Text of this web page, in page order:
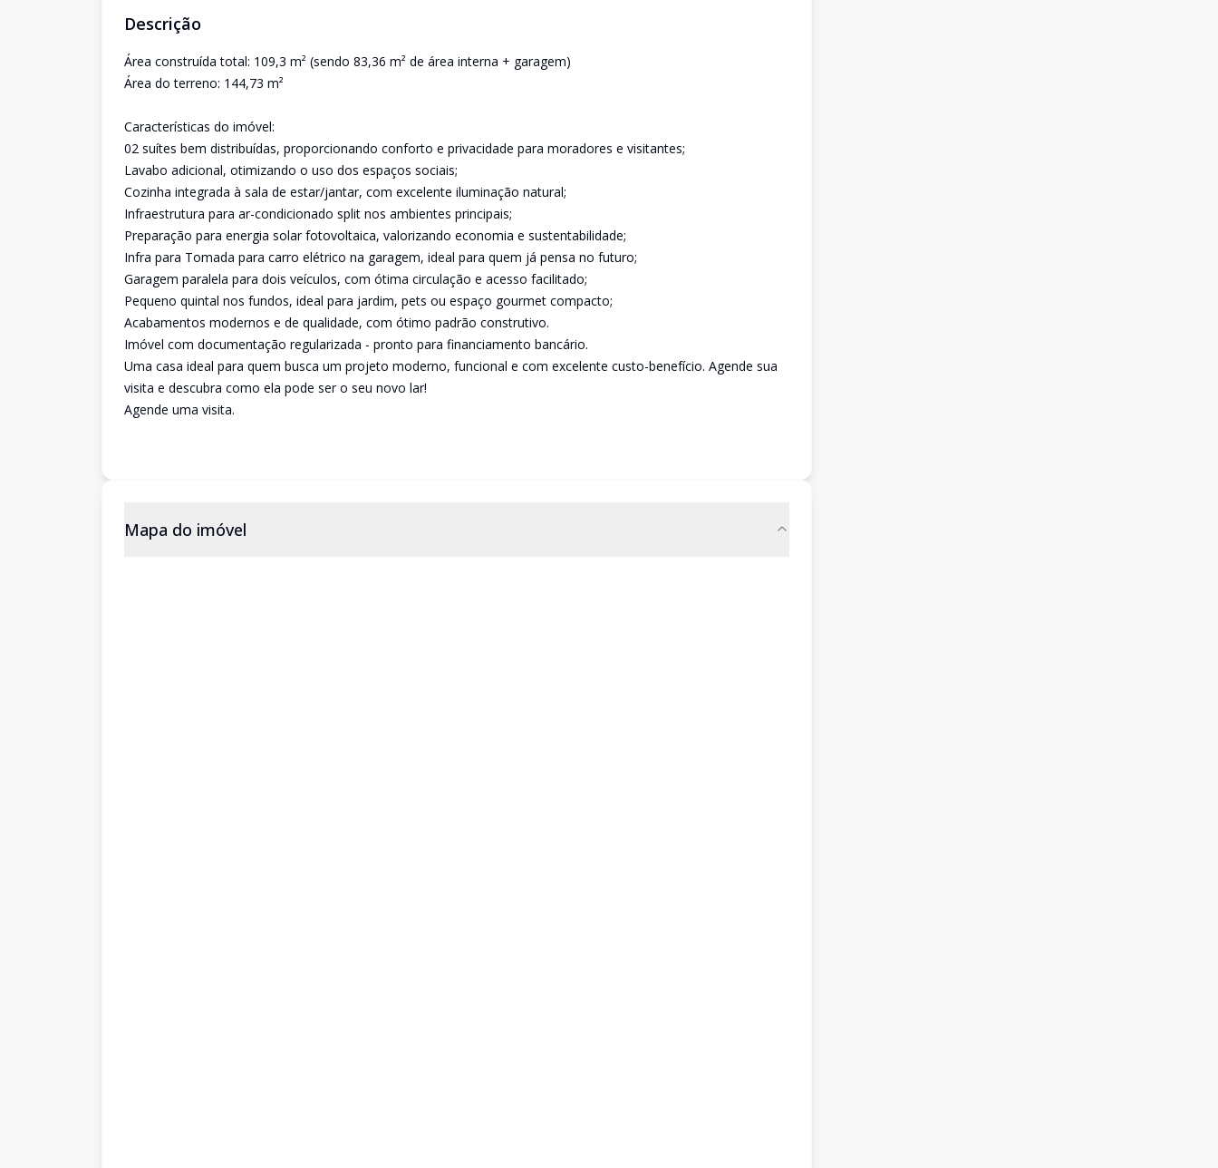
Descrição
Área construída total: 109,3 m² (sendo 83,36 m² de área interna + garagem)
Área do terreno: 144,73 m²
Características do imóvel:
02 suítes bem distribuídas, proporcionando conforto e privacidade para moradores e visitantes;
Lavabo adicional, otimizando o uso dos espaços sociais;
Cozinha integrada à sala de estar/jantar, com excelente iluminação natural;
Infraestrutura para ar-condicionado split nos ambientes principais;
Preparação para energia solar fotovoltaica, valorizando economia e sustentabilidade;
Infra para Tomada para carro elétrico na garagem, ideal para quem já pensa no futuro;
Garagem paralela para dois veículos, com ótima circulação e acesso facilitado;
Pequeno quintal nos fundos, ideal para jardim, pets ou espaço gourmet compacto;
Acabamentos modernos e de qualidade, com ótimo padrão construtivo.
Imóvel com documentação regularizada - pronto para financiamento bancário.
Uma casa ideal para quem busca um projeto moderno, funcional e com excelente custo-benefício. Agende sua
visita e descubra como ela pode ser o seu novo lar!
Agende uma visita.
Mapa do imóvel